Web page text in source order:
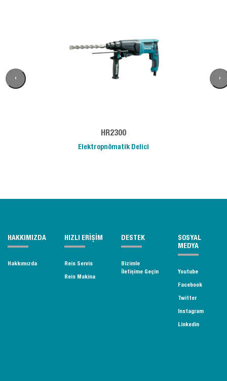
HR2300
Elektropnömatik Delici
‹ ›
HAKKIMIZDA
Hakkımızda
HIZLI ERİŞİM
Reis Servis
Reis Makina
DESTEK
Bizimle
İletişime Geçin
SOSYAL
MEDYA
Youtube
Facebook
Twitter
Instagram
Linkedin